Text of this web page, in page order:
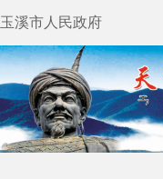
玉溪市人民政府